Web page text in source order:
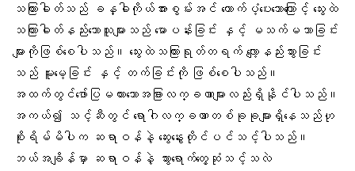
သကြားဓါတ်သည် ခန္ဓါကိုယ်အားစွမ်းအင် ထောက်ပံ့ပေးသောကြောင့် သွေးထဲ
သကြားဓါတ်နည်းသောသူများသည် မောပန်းခြင်း နှင့် မသက်မသာခြင်း
များကိုဖြစ်စေပါသည်။ သွေးထဲသကြားရုတ်တရက် လျော့နည်းသွားခြင်း
သည် မူးမေ့ခြင်း နှင့် တက်ခြင်းကို ဖြစ်စေပါသည်။
အထက်တွင်ဖော်ပြမထားသောအခြားလက္ခဏာများလည်းရှိနိုင်ပါသည်။
အကယ်၍ သင့်ဆီတွင် ရောဂါလက္ခဏာတစ်ခုခုများရှိနေသည်ဟု
စိုးရိမ်မိပါက ဆရာဝန်နဲ့ ဆွေးနွေးတိုင်ပင်သင့်ပါသည်။
ဘယ်အချိန်မှာ ဆရာဝန်နဲ့ သွားရောက်တွေ့ဆုံသင့်သလဲ